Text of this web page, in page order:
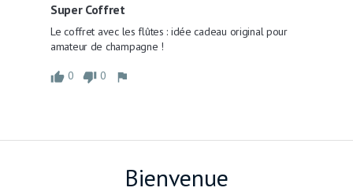
Super Coffret
Le coffret avec les flûtes : idée cadeau original pour
amateur de champagne !
0 0
Bienvenue